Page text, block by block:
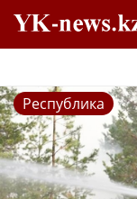
Республика